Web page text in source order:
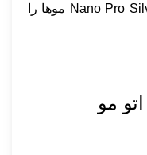
صفحات انحصاری از Nano Pro Silver Titanium موها را
مو